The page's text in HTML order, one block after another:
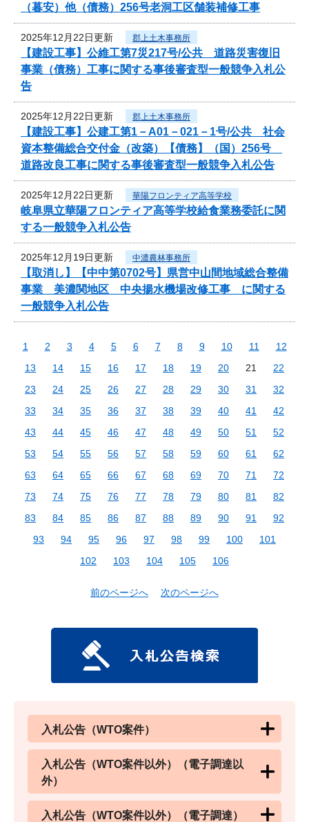
（暮安）他（債務）256号老洞工区舗装補修工事
2025年12月22日更新 郡上土木事務所
【建設工事】公維工第7災217号/公共 道路災害復旧
事業（債務）工事に関する事後審査型一般競争入札公
告
2025年12月22日更新 郡上土木事務所
【建設工事】公建工第1－A01－021－1号/公共 社会
資本整備総合交付金（改築）【債務】（国）256号
道路改良工事に関する事後審査型一般競争入札公告
2025年12月22日更新 華陽フロンティア高等学校
岐阜県立華陽フロンティア高等学校給食業務委託に関
する一般競争入札公告
2025年12月19日更新 中濃農林事務所
【取消し】【中中第0702号】県営中山間地域総合整備
事業 美濃関地区 中央揚水機場改修工事 に関する
一般競争入札公告
1 2 3 4 5 6 7 8 9 10 11
12
13
14 15 16 17 18 19 20 21
22
23
24 25 26 27 28 29 30 31
32
33
34 35 36 37 38 39 40 41
42
43
44 45 46 47 48 49 50 51
52
53
54 55 56 57 58 59 60 61
62
63
64 65 66 67 68 69 70 71
72
73
74 75 76 77 78 79 80 81
82
83
84 85 86 87 88 89 90 91
92
93
94 95 96 97 98 99 100
101
102
103 104 105 106
前のページへ 次のページへ
入札公告（WTO案件）
入札公告（WTO案件以外）（電子調達以
外）
入札公告（WTO案件以外）（電子調達）